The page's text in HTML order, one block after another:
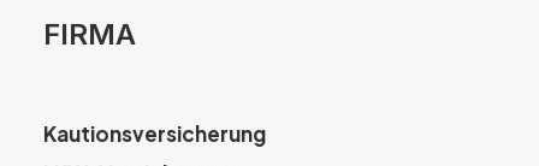
FIRMA
Kautionsversicherung